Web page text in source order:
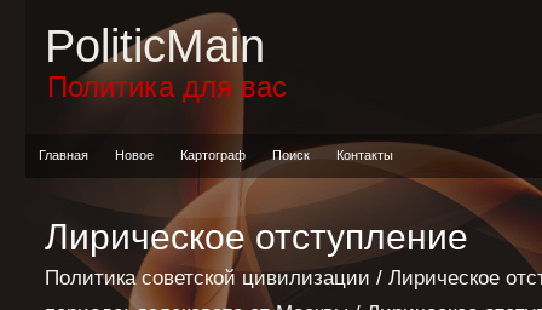
PoliticMain
Политика для вас
Главная Новое Картограф Поиск Контакты
Лирическое отступление
Политика советской цивилизации / Лирическое